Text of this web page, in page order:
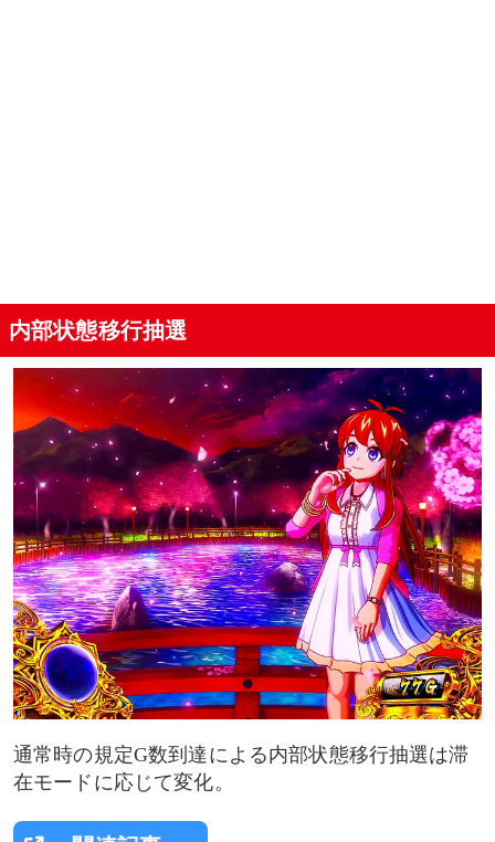
内部状態移行抽選
通常時の規定G数到達による内部状態移行抽選は滞
在モードに応じて変化。